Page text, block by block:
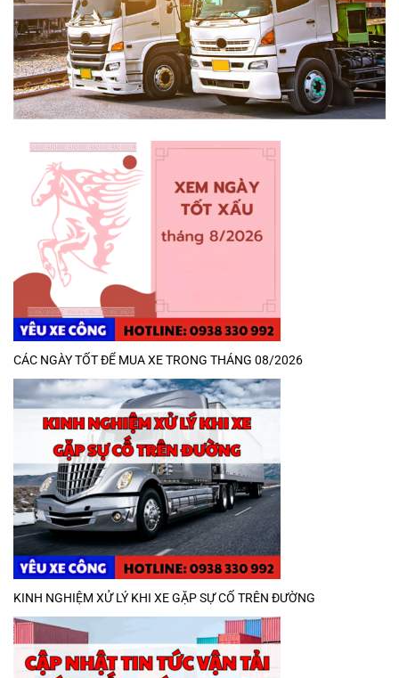
CÁC NGÀY TỐT ĐỂ MUA XE TRONG THÁNG 08/2026
KINH NGHIỆM XỬ LÝ KHI XE GẶP SỰ CỐ TRÊN ĐƯỜNG